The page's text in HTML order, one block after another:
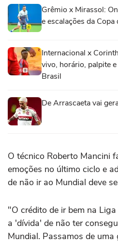
Grêmio x Mirassol:
e escalações da Copa
Internacional x
vivo, horário, palpite
Brasil
De Arrascaeta vai
O técnico Roberto Mancini
emoções no último ciclo e
de não ir ao Mundial deve
"O crédito de ir bem na
a 'dívida' de não ter
Mundial. Passamos de